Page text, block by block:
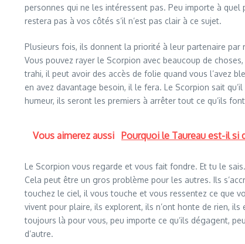
personnes qui ne les intéressent pas. Peu importe à
restera pas à vos côtés s’il n’est pas clair à ce sujet.
Plusieurs fois, ils donnent la priorité à leur partenaire par
Vous pouvez rayer le Scorpion avec beaucoup de
trahi, il peut avoir des accès de folie quand vous l’avez
en avez davantage besoin, il le fera. Le Scorpion sait
humeur, ils seront les premiers à arrêter tout ce qu’ils
Vous aimerez aussi Pourquoi le Taureau est-il si
Le Scorpion vous regarde et vous fait fondre. Et tu le sais.
Cela peut être un gros problème pour les autres. Ils
touchez le ciel, il vous touche et vous ressentez ce que
vivent pour plaire, ils explorent, ils n’ont honte de rien,
toujours là pour vous, peu importe ce qu’ils dégagent,
d’autre.